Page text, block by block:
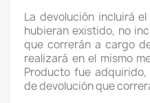
La devolución incluirá
hubieran existido, no
que correrán a cargo
realizará en el mismo
Producto fue
de devolución que